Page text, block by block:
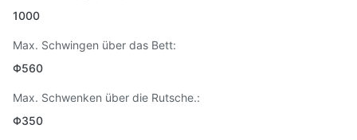
1000
Max. Schwingen über das Bett:
Φ560
Max. Schwenken über die Rutsche.:
Φ350